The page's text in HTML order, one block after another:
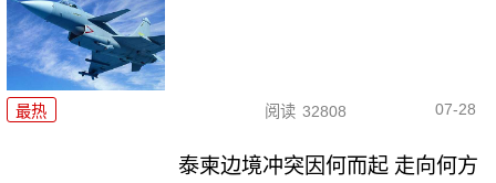
最热 阅读 32808 07-28
泰柬边境冲突因何而起 走向何方